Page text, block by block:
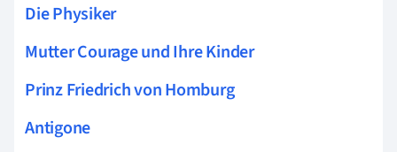
Die Physiker
Mutter Courage und Ihre Kinder
Prinz Friedrich von Homburg
Antigone